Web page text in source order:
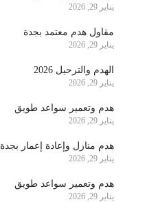
يناير 29, 2026
مقاول هدم معتمد بجدة
يناير 29, 2026
الهدم والترحيل 2026
يناير 29, 2026
هدم وتعمير سواعد طويق
يناير 29, 2026
هدم منازل وإعادة إعمار بجدة
يناير 29, 2026
هدم وتعمير سواعد طويق
يناير 29, 2026